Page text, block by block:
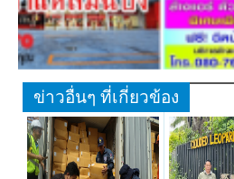
ข่าวอื่นๆ ที่เกี่ยวข้อง